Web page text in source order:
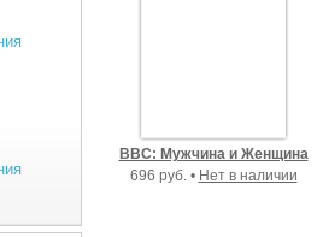
BBC: Мужчина и Женщина
696 руб. • Нет в наличии